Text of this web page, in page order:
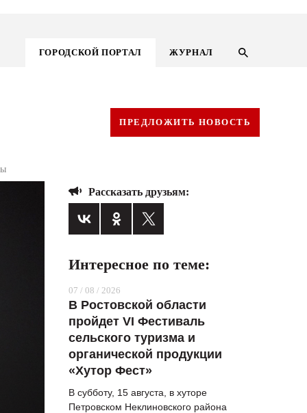
ГОРОДСКОЙ ПОРТАЛ ЖУРНАЛ
ГОРОДСКОЙ ПОРТАЛ
ВОПРОС НЕДЕЛИ
СТИЛЬ ЖИЗНИ
ПРЕДЛОЖИТЬ НОВОСТЬ
Рассказать друзьям:
Интересное по теме:
07 / 08 / 2026
В Ростовской области
пройдет VI Фестиваль
сельского туризма и
органической продукции
«Хутор Фест»
В субботу, 15 августа, в хуторе
Петровском Неклиновского района